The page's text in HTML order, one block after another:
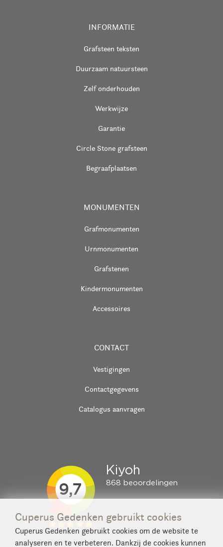
INFORMATIE
Grafsteen teksten
Duurzaam natuursteen
Zelf onderhouden
Werkwijze
Garantie
Circle Stone grafsteen
Begraafplaatsen
MONUMENTEN
Grafmonumenten
Urnmonumenten
Grafstenen
Kindermonumenten
Accessoires
CONTACT
Vestigingen
Contactgegevens
Catalogus aanvragen
Cuperus Gedenken gebruikt cookies
Cuperus Gedenken gebruikt cookies om de website te
analyseren en te verbeteren. Dankzij de cookies kunnen